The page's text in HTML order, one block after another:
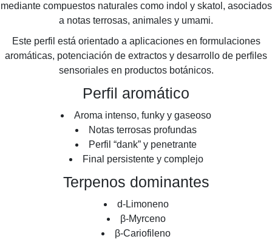
mediante compuestos naturales como indol y skatol, asociados
a notas terrosas, animales y umami.
Este perfil está orientado a aplicaciones en formulaciones
aromáticas, potenciación de extractos y desarrollo de perfiles
sensoriales en productos botánicos.
Perfil aromático
Aroma intenso, funky y gaseoso
Notas terrosas profundas
Perfil “dank” y penetrante
Final persistente y complejo
Terpenos dominantes
d-Limoneno
β-Myrceno
β-Cariofileno